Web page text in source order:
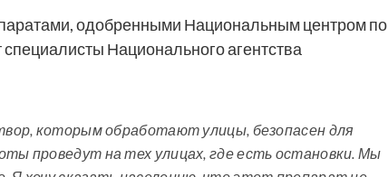
одобренными Национальным центром по
Национального агентства
которым обработают улицы, безопасен для
проведут на тех улицах, где есть остановки. Мы